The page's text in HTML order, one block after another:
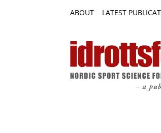
ABOUT LATEST